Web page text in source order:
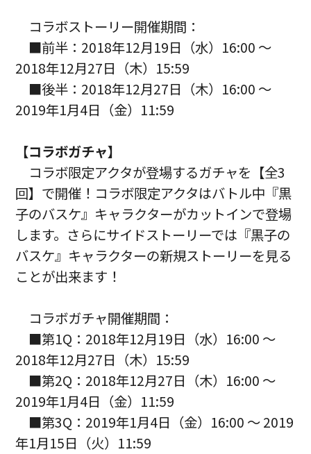
コラボストーリー開催期間：
■前半：2018年12月19日（水）16:00 ～
2018年12月27日（木）15:59
■後半：2018年12月27日（木）16:00 ～
2019年1月4日（金）11:59
【コラボガチャ】
コラボ限定アクタが登場するガチャを【全3
回】で開催！コラボ限定アクタはバトル中『黒
子のバスケ』キャラクターがカットインで登場
します。さらにサイドストーリーでは『黒子の
バスケ』キャラクターの新規ストーリーを見る
ことが出来ます！
コラボガチャ開催期間：
■第1Q：2018年12月19日（水）16:00 ～
2018年12月27日（木）15:59
■第2Q：2018年12月27日（木）16:00 ～
2019年1月4日（金）11:59
■第3Q：2019年1月4日（金）16:00 ～ 2019
年1月15日（火）11:59